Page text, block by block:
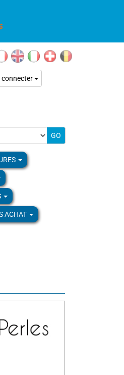
connecter
ACHAT